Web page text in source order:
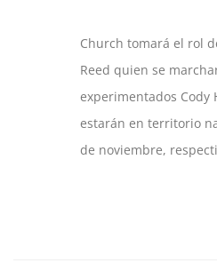
Church tomará el rol
Reed quien se
experimentados Cody
estarán en territorio
de noviembre,